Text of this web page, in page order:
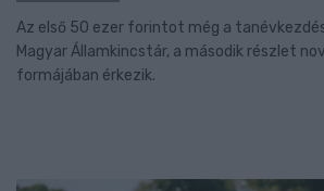
Az első 50 ezer forintot még a
Magyar Államkincstár, a második részlet
formájában érkezik.